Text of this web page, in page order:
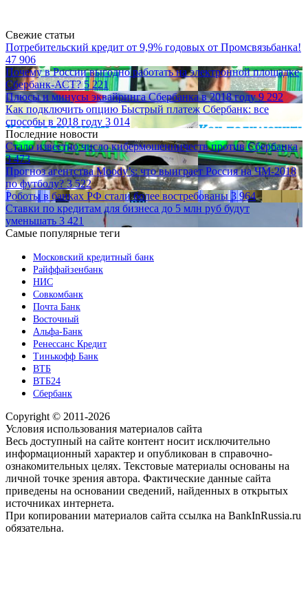
Свежие статьи
Потребительский кредит от 9,9% годовых от Промсвязьбанка!
47 906
Почему в России выгодно работать на электронной площадке
Сбербанк-АСТ?5 221
Плюсы и минусы эквайринга Сбербанка в 2018 году9 292
Как подключить опцию Быстрый платеж Сбербанк: все
способы в 2018 году 3 014
Последние новости
Стало известно число кибермошенничеств против Сбербанка
3 473
Прогноз агентства Moody’s: что выиграет Россия на ЧМ-2018
по футболу?3 522
Роботы в банках РФ стали более востребованы 3 964
Ставки по кредитам для бизнеса до 5 млн руб будут
уменьшать 3 421
Самые популярные теги
Московский кредитный банк
Райффайзенбанк
НИС
Совкомбанк
Почта Банк
Восточный
Альфа-Банк
Ренессанс Кредит
Тинькофф Банк
ВТБ
ВТБ24
Сбербанк
Copyright © 2011-2026
Условия использования материалов сайта
Весь доступный на сайте контент носит исключительно
информационный характер и опубликован в справочно-
ознакомительных целях. Текстовые материалы основаны на
личной точке зрения автора. Фактические данные сайта
приведены на основании сведений, найденных в открытых
источниках интернета.
При копировании материалов сайта ссылка на BankInRussia.ru
обязательна.